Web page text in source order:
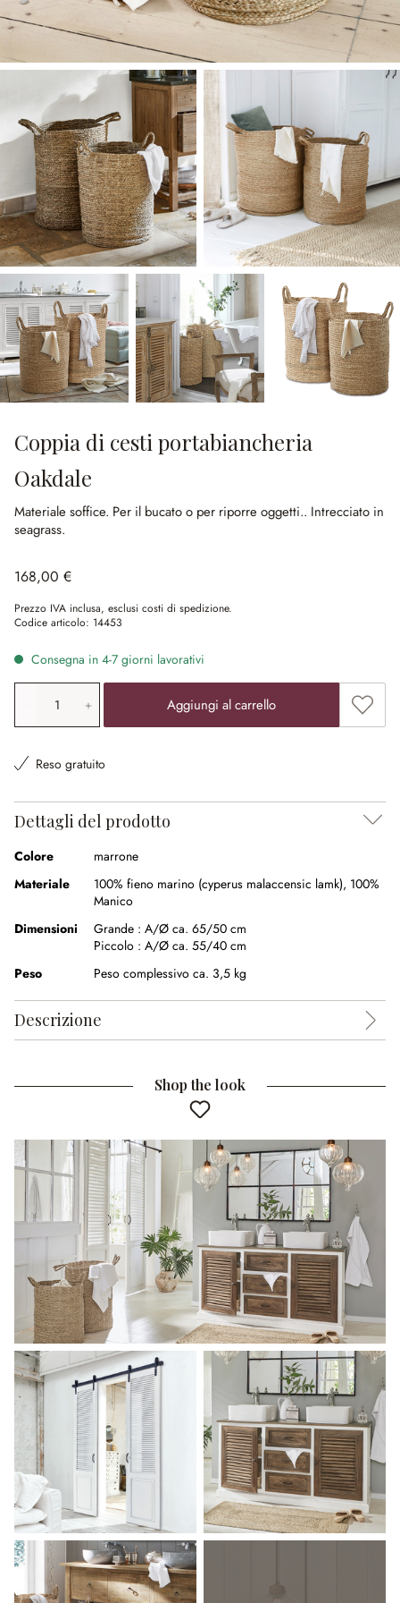
Coppia di cesti portabiancheria
Oakdale
Materiale soffice. Per il bucato o per riporre oggetti.. Intrecciato in
seagrass.
168,00 €
Prezzo IVA inclusa, esclusi costi di spedizione.
Codice articolo: 14453
Consegna in 4-7 giorni lavorativi
Quantità prodotto: inserisci il valore desiderato o
Aggiungi al carrello
Reso gratuito
Dettagli del prodotto
Colore
marrone
Materiale
100% fieno marino (cyperus malaccensic lamk), 100%
Manico
Dimensioni
Grande : A/Ø ca. 65/50 cm
Piccolo : A/Ø ca. 55/40 cm
Peso
Peso complessivo ca. 3,5 kg
Descrizione
Shop the look